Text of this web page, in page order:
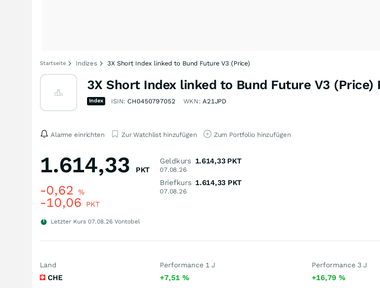
Startseite Indizes 3X Short Index linked to Bund Future V3 (Price)
3X Short Index linked to Bund Future V3 (Price)
Index ISIN: CH0450797052 WKN: A21JPD
Alarme einrichten Zur Watchlist hinzufügen Zum Portfolio hinzufügen
1.614,33 PKT
-0,62 %
-10,06 PKT
Letzter Kurs 07.08.26 Vontobel
Geldkurs
07.08.26
1.614,33 PKT
Briefkurs
07.08.26
1.614,33 PKT
Land
CHE
Performance 1 J
+7,51 %
Performance 3 J
+16,79%